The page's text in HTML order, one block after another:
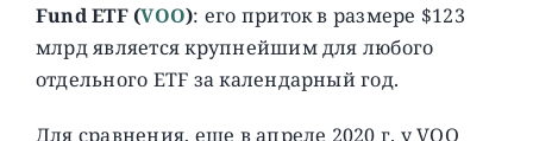
Fund ETF (VOO): его приток в размере $123
млрд является крупнейшим для любого
отдельного ETF за календарный год.
Для сравнения, еще в апреле 2020 г. у VOO